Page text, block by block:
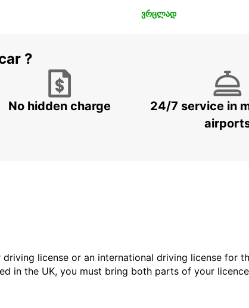
ვრცლად
?
No hidden charge
24/7 service in
license or an international driving license for
in the UK, you must bring both parts of your